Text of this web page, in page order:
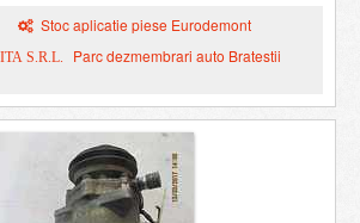
Stoc aplicatie piese Eurodemont
S.R.L.
Parc dezmembrari auto Bratestii